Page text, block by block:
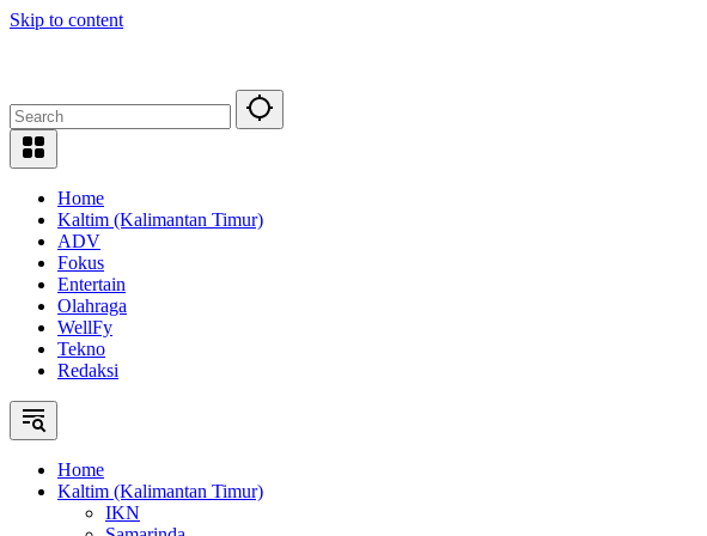
Skip to content
Home
Kaltim (Kalimantan Timur)
ADV
Fokus
Entertain
Olahraga
WellFy
Tekno
Redaksi
Home
Kaltim (Kalimantan Timur)
IKN